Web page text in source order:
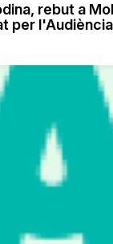
rebut a
per